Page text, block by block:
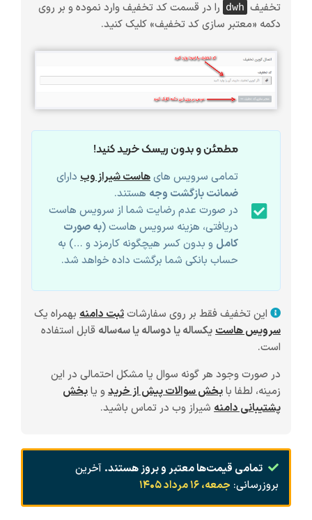
تخفیف dwh را در قسمت کد تخفیف وارد نموده و بر روی
دکمه «معتبر سازی کد تخفیف» کلیک کنید.
مطمئن و بدون ریسک خرید کنید!
تمامی سرویس هایهاست شیراز وب دارای
ضمانت بازگشت وجه هستند.
در صورت عدم رضایت شما از سرویس هاست
دریافتی، هزینه سرویس هاست (به صورت
کامل و بدون کسر هیچگونه کارمزد و …) به
حساب بانکی شما برگشت داده خواهد شد.
این تخفیف فقط بر روی سفارشاتثبت دامنه بهمراه یک
سرویس هاستیکساله یا دوساله یا سه‌ساله قابل استفاده
است.
در صورت وجود هر گونه سوال یا مشکل احتمالی در این
زمینه، لطفا بابخش سوالات پیش از خریدو یابخش
پشتیبانی دامنه شیراز وب در تماس باشید.
تمامی قیمت‌ها معتبر و بروز هستند. آخرین
بروزرسانی: جمعه، ۱۶ مرداد ۱۴۰۵